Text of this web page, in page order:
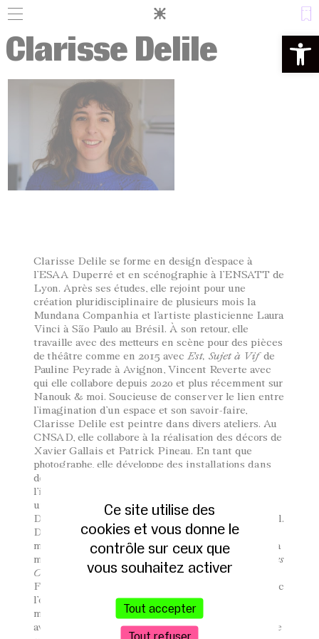
Ouvrir
Clarisse Delile
Clarisse Delile se forme en design d’espace à
l’ESAA Duperré et en scénographie à l’ENSATT de
Lyon. Après ses études, elle rejoint pour une
création pluridisciplinaire de plusieurs mois la
Mundana Companhia et l’artiste plasticienne Laura
Vinci à São Paulo au Brésil. À son retour, elle
travaille avec des metteurs en scène pour des pièces
de théâtre comme en 2015 avec Est, Sujet à Vifde
Pauline Peyrade à Avignon, Vincent Reverte avec
qui elle collabore depuis 2020 et plus récemment sur
Nanouk & moi. Soucieuse de conserver le lien entre
l’imagination d’un espace et son savoir-faire,
Clarisse Delile est peintre dans divers ateliers. Au
CNSAD, elle collabore à la réalisation des décors de
Xavier Gallais et Patrick Pineau. En tant que
photographe, elle développe des installations dans
des lieux publics en étudiant le rapport entre
l’image et l’espace. Elle réalise ainsi
une série de collages photographiques en Seine St
Denis, en lien avec le Studio Boissière de Montreuil.
Depuis 2021, Clarisse Delile travaille avec l’artiste,
metteuse en scène Phia Ménard à l’assistanat de la
mise en scène et scénographie pour
La Trilogie des
Contes Immoraux (pour Europe), créé en 2021 au
Festival d’Avignon. Cette collaboration continue avec
l’opéra
Les Enfants Terriblesde Jacques Cocteau,
musique de Philip Glass, puis en septembre 2023,
avec ART.13. Actuellement, Clarisse Delile travaille
Panneau de gestion des cookies
Ce site utilise des
cookies et vous donne le
contrôle sur ceux que
vous souhaitez activer
Tout accepter
Tout refuser